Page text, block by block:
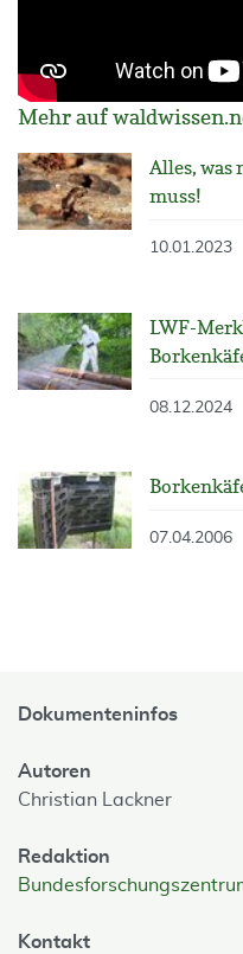
Mehr auf
Alles, was
muss!
10.01.2023
LWF-
08.12.2024
07.04.2006
Dokumenteninfos
Autoren
Christian Lackner
Redaktion
Kontakt